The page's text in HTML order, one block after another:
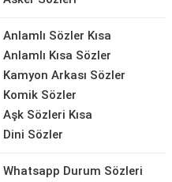
Anlamlı Sözler Kısa
Anlamlı Kısa Sözler
Kamyon Arkası Sözler
Komik Sözler
Aşk Sözleri Kısa
Dini Sözler
Whatsapp Durum Sözleri